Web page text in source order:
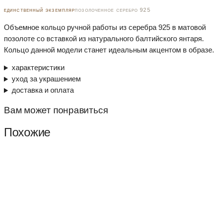
единственный экземплярпозолоченное серебро 925
Объемное кольцо ручной работы из серебра 925 в матовой
позолоте со вставкой из натурального балтийского янтаря.
Кольцо данной модели станет идеальным акцентом в образе.
характеристики
уход за украшением
доставка и оплата
Вам может понравиться
Похожие